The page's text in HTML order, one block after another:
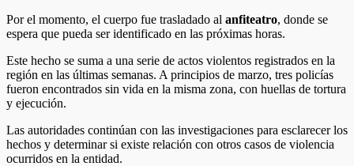
Por el momento, el cuerpo fue trasladado al anfiteatro, donde se
espera que pueda ser identificado en las próximas horas.
Este hecho se suma a una serie de actos violentos registrados en la
región en las últimas semanas. A principios de marzo, tres policías
fueron encontrados sin vida en la misma zona, con huellas de tortura
y ejecución.
Las autoridades continúan con las investigaciones para esclarecer los
hechos y determinar si existe relación con otros casos de violencia
ocurridos en la entidad.